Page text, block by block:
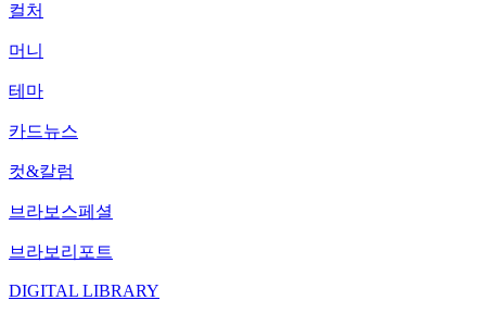
컬처
머니
테마
카드뉴스
컷&칼럼
브라보스페셜
브라보리포트
DIGITAL LIBRARY